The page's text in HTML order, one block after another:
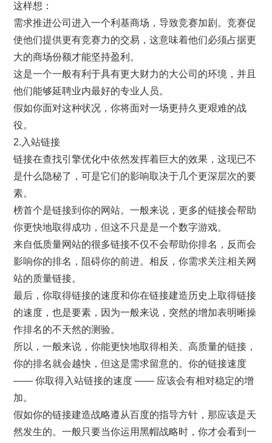
这样想：
需求推进公司进入一个利基商场，导致竞赛加剧。竞赛促
使他们提供更有竞赛力的交易，这意味着他们必须占据更
大的商场份额才能坚持盈利。
这是一个一般有利于具有更大财力的大公司的环境，并且
他们能够延聘业内最好的专业人员。
假如你面对这种状况，你将面对一场更持久更艰难的战
役。
2.入站链接
链接在查找引擎优化中依然发挥着巨大的效果，这现已不
是什么隐秘了，可是它们的影响取决于几个更深层次的要
素。
榜首个是链接到你的网站。一般来说，更多的链接会帮助
你更快地取得成功，但这不只是是一个数字游戏。
来自低质量网站的很多链接不仅不会帮助你排名，反而会
影响你的排名，阻碍你的前进。相反，你需求关注相关网
站的质量链接。
最后，你取得链接的速度和你在链接建造历史上取得链接
的速度，也是要素，因为一般来说，突然的增加表明晰操
作排名的不天然的测验。
所以，一般来说，你能更快地取得相关、高质量的链接，
你的排名就会越快，但这是需求留意的。你的链接速度
—— 你取得入站链接的速度 —— 应该会有相对稳定的增
加。
假如你的链接建造战略遵从百度的指导方针，那应该是天
然发生的。一般只要当你运用黑帽战略时，你才会看到一